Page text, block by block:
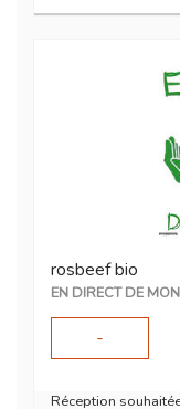
rosbeef bio
EN DIRECT DE
-
Réception